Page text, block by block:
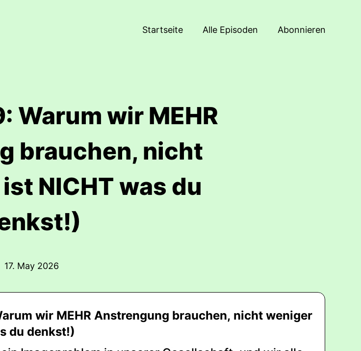
Startseite Alle Episoden Abonnieren
Warum wir MEHR
brauchen, nicht
NICHT was du
17. May 2026